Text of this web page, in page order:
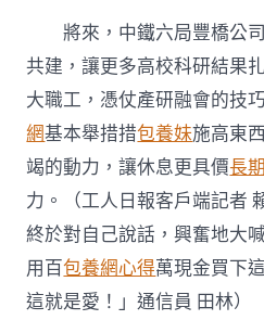
將來，中鐵六局豐橋公
共建，讓更多高校科研結果
大職工，憑仗產研融會的技
網基本舉措措包養妹施高東
竭的動力，讓休息更具價長
力。（工人日報客戶端記者
終於對自己說話，興奮地大
用百包養網心得萬現金買下
這就是愛！」通信員 田林）